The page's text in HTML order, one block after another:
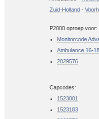
Zuid-Holland-
P2000 oproep voor:
Monitorcode
Ambulance 16-
2029576
Capcodes:
1523001
1523183